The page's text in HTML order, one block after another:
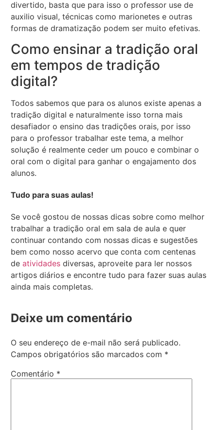
divertido, basta que para isso o professor use de
auxilio visual, técnicas como marionetes e outras
formas de dramatização podem ser muito efetivas.
Como ensinar a tradição oral
em tempos de tradição
digital?
Todos sabemos que para os alunos existe apenas a
tradição digital e naturalmente isso torna mais
desafiador o ensino das tradições orais, por isso
para o professor trabalhar este tema, a melhor
solução é realmente ceder um pouco e combinar o
oral com o digital para ganhar o engajamento dos
alunos.
Tudo para suas aulas!
Se você gostou de nossas dicas sobre como melhor
trabalhar a tradição oral em sala de aula e quer
continuar contando com nossas dicas e sugestões
bem como nosso acervo que conta com centenas
deatividades diversas, aproveite para ler nossos
artigos diários e encontre tudo para fazer suas aulas
ainda mais completas.
Deixe um comentário
O seu endereço de e-mail não será publicado.
Campos obrigatórios são marcados com *
Comentário *